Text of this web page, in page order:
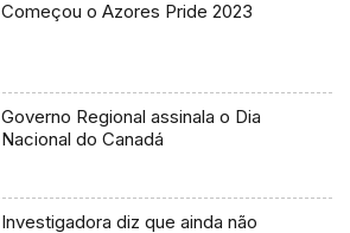
Começou o Azores Pride 2023
Governo Regional assinala o Dia
Nacional do Canadá
Investigadora diz que ainda não